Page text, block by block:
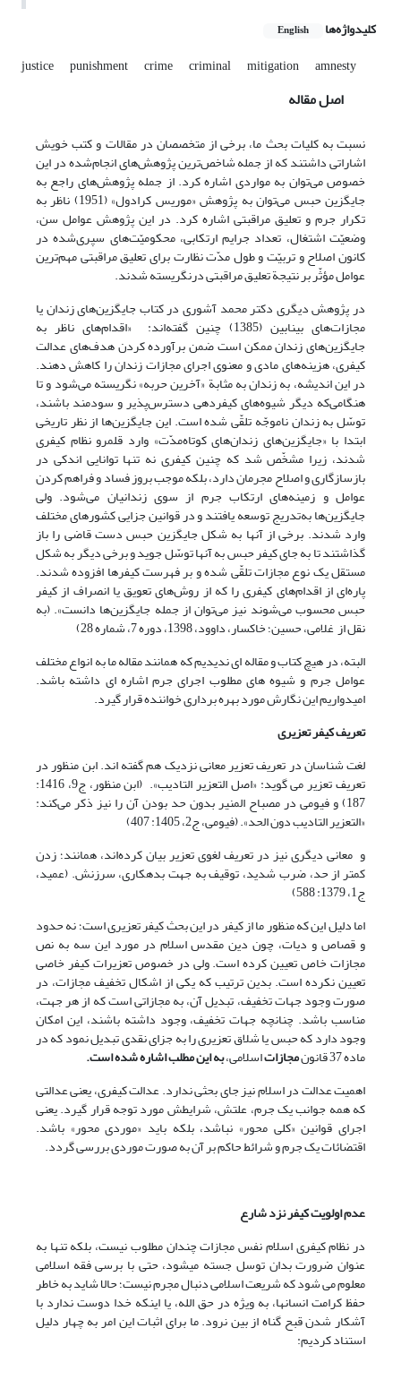
کلیدواژه‌ها English
justice punishment crime criminal mitigation amnesty
اصل مقاله
نسبت به کلیات بحث ما، برخی از متخصصان در مقالات و کتب خویش
اشاراتی داشتند که از جمله شاخص‌ترین پژوهش‌های انجام‌شده در این
خصوص می‌توان به مواردی اشاره کرد. از جمله پژوهش‌‌های راجع به
جایگزین حبس می‌توان به پژوهش «موریس کرادول» (1951) ناظر به
تکرار جرم و تعلیق مراقبتی اشاره کرد. در این پژوهش عوامل سن،
وضعیّت اشتغال، تعداد جرایم ارتکابی، محکومیّت‌های سپری‌شده در
کانون اصلاح و تربیّت و طول مدّت نظارت برای تعلیق مراقبتی مهم‌ترین
عوامل مؤثّر بر نتیجة تعلیق مراقبتی درنگریسته شدند.
در پژوهش دیگری دکتر محمد آشوری در کتاب جایگزین‌های زندان یا
مجازات‌های بینابین (1385) چنین گفته‌‌اند: «اقدام‌های ناظر به
جایگزین‌های زندان ممکن است ضمن برآورده کردن هدف‌های عدالت
کیفری، هزینه‌های مادی و معنوی اجرای مجازات زندان را کاهش دهند.
در این اندیشه، به زندان به ‌مثابة «آخرین حربه» نگریسته می‌شود و تا
هنگامی‌که دیگر شیوه‌های کیفردهی دسترس‌پذیر و سودمند باشند،
توسّل به زندان ناموجّه تلقّی شده است. این جایگزین‌ها از نظر تاریخی
ابتدا با «جایگزین‌های زندان‌های کوتاه‌مدّت» وارد قلمرو نظام کیفری
شدند، زیرا مشخّص شد که چنین کیفری نه ‌تنها توانایی اندکی در
بازسازگاری و اصلاح مجرمان دارد، بلکه موجب بروز فساد و فراهم کردن
عوامل و زمینه‌های ارتکاب جرم از سوی زندانیان می‌شود. ولی
جایگزین‌ها به‌تدریج توسعه یافتند و در قوانین جزایی کشورهای مختلف
وارد شدند. برخی از آنها به شکل جایگزین حبس دست قاضی را باز
گذاشتند تا به ‌جای کیفر حبس به آنها توسّل جوید و برخی دیگر به شکل
مستقل یک نوع مجازات تلقّی شده و بر فهرست کیفرها افزوده شدند.
پاره‌ای از اقدام‌های کیفری را که از روش‌های تعویق یا انصراف از کیفر
حبس محسوب می‌شوند نیز می‌توان از جمله جایگزین‌ها دانست». (به
نقل از غلامی، حسین؛ خاکسار، داوود، 1398، دوره 7، شماره 28)
البته، در هیچ کتاب و مقاله ای ندیدیم که همانند مقاله ما به انواع مختلف
عوامل جرم و شیوه های مطلوب اجرای جرم اشاره ای داشته باشد.
امیدواریم این نگارش مورد بهره برداری خواننده قرار گیرد.
تعریف کیفر تعزیری
لغت شناسان در تعریف تعزیر معانی نزدیک هم گفته اند. ابن منظور در
تعریف تعزیر می گوید: «اصل التعزیر التادیب». (ابن منظور، ج9، 1416:
187) و فیومی در مصباح المنیر بدون حد بودن آن را نیز ذکر می‌‌کند:
«التعزیر التادیب دون الحد». (فیومی، ج2، 1405: 407)
و معانی دیگری نیز در تعریف لغوی تعزیر بیان کرده‌‌اند، همانند؛ زدن
کمتر از حد، ضرب شدید، توقیف به جهت بدهکاری، سرزنش. (عمید،
ج1، 1379: 588)
اما دلیل این که منظور ما از کیفر در این بحث کیفر تعزیری است؛ نه حدود
و قصاص و دیات، چون دین مقدس اسلام در مورد این سه به نص
مجازات خاص تعیین کرده است. ولی در خصوص تعزیرات کیفر خاصی
تعیین نکرده است. بدین ترتیب که یکی از اشکال تخفیف مجازات، در
صورت وجود جهات تخفیف، تبدیل آن، به مجازاتی است که از هر جهت،
مناسب باشد. چنانچه جهات تخفیف، وجود داشته باشند، این امکان
وجود دارد که حبس یا شلاق تعزیری را به جزای نقدی تبدیل نمود که در
ماده 37 قانون مجازاتاسلامی،به این مطلب اشاره شده است.
اهمیت عدالت در اسلام نیز جای بحثی ندارد. عدالت کیفری، یعنی عدالتی
که همه جوانب یک جرم، علتش، شرایطش مورد توجه قرار گیرد. یعنی
اجرای قوانین «کلی محور» نباشد، بلکه باید «موردی محور» باشد.
اقتضائات یک جرم و شرائط حاکم بر آن به صورت موردی بررسی گردد.
عدم اولویت کیفر نزد شارع
در نظام کیفرى اسلام نفس مجازات چندان مطلوب نیست، بلکه تنها به
عنوان ضرورت بدان توسل جسته مى‏شود، حتی با برسی فقه اسلامی
معلوم می شود که شریعت اسلامی دنبال مجرم نیست؛ حالا شاید به خاطر
حفظ کرامت انسانها، به ویژه در حق الله، یا اینکه خدا دوست ندارد با
آشکار شدن قبح گناه از بین نرود. ما برای اثبات این امر به چهار دلیل
استناد کردیم: